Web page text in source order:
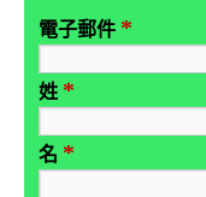
電子郵件 *
姓 *
名 *